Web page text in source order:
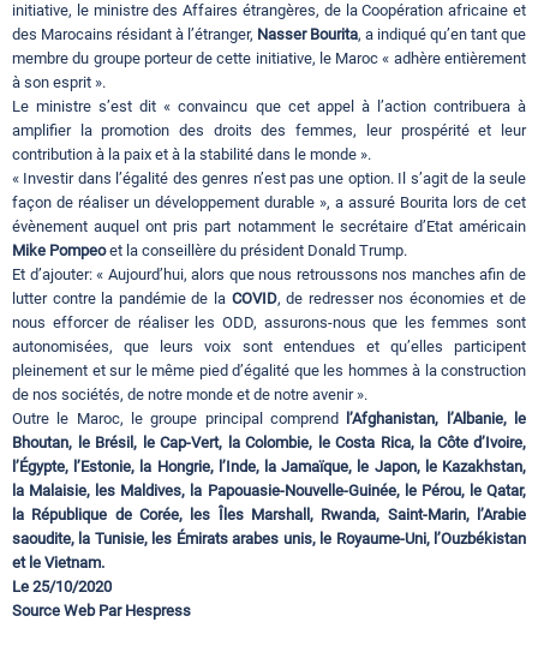
initiative, le ministre des Affaires étrangères, de la Coopération africaine et
des Marocains résidant à l’étranger, Nasser Bourita, a indiqué qu’en tant que
membre du groupe porteur de cette initiative, le Maroc « adhère entièrement
à son esprit ».
Le ministre s’est dit « convaincu que cet appel à l’action contribuera à
amplifier la promotion des droits des femmes, leur prospérité et leur
contribution à la paix et à la stabilité dans le monde ».
« Investir dans l’égalité des genres n’est pas une option. Il s’agit de la seule
façon de réaliser un développement durable », a assuré Bourita lors de cet
évènement auquel ont pris part notamment le secrétaire d’Etat américain
Mike Pompeoet la conseillère du président Donald Trump.
Et d’ajouter: « Aujourd’hui, alors que nous retroussons nos manches afin de
lutter contre la pandémie de la COVID, de redresser nos économies et de
nous efforcer de réaliser les ODD, assurons-nous que les femmes sont
autonomisées, que leurs voix sont entendues et qu’elles participent
pleinement et sur le même pied d’égalité que les hommes à la construction
de nos sociétés, de notre monde et de notre avenir ».
Outre le Maroc, le groupe principal comprend
l’Afghanistan, l’Albanie, le
Bhoutan, le Brésil, le Cap-Vert, la Colombie, le Costa Rica, la Côte d’Ivoire,
l’Égypte, l’Estonie, la Hongrie, l’Inde, la Jamaïque, le Japon, le Kazakhstan,
la Malaisie, les Maldives, la Papouasie-Nouvelle-Guinée, le Pérou, le Qatar,
la République de Corée, les Îles Marshall, Rwanda, Saint-Marin, l’Arabie
saoudite, la Tunisie, les Émirats arabes unis, le Royaume-Uni, l’Ouzbékistan
et le Vietnam.
Le 25/10/2020
Source Web Par Hespress